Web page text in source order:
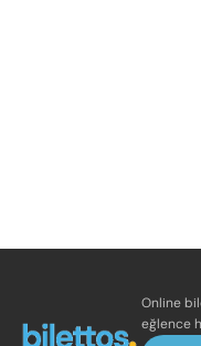
Online
eğlence